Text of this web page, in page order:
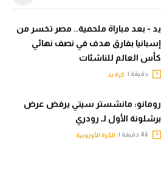
يد - بعد مباراة ملحمية.. مصر تخسر من
إسبانيا بفارق هدف في نصف نهائي
كأس العالم للناشئات
دقيقة | كرة يد
رومانو: مانشستر سيتي يرفض عرض
برشلونة الأول لـ رودري
الكرة الأوروبية